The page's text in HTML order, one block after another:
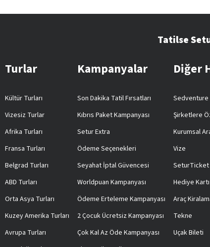
Tatilse
Turlar
Kültür Turları
Vizesiz Turlar
Afrika Turları
Fransa Turları
Belgrad Turları
ABD Turları
Orta Asya Turları
Kuzey Amerika Turları
Avrupa Turları
Kampanyalar
Son Dakika Tatil Fırsatları
Kıbrıs Paket Kampanyası
Setur Extra
Ödeme Seçenekleri
Seyahat İptal Güvencesi
Worldpuan Kampanyası
Ödeme Erteleme Kampanyası
2 Çocuk Ücretsiz Kampanyası
Çok Kal Az Öde Kampanyası
Diğer
Sedventure
Şirketlere
Kurumsal
Vize
SeturTicket
Hediye Kartı
Araç
Tekne
Uçak Bileti